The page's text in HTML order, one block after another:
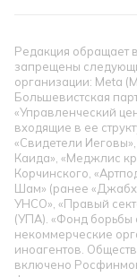
Редакция обращает
запрещены
организации: Meta
Большевистская
«Управленческий
входящие в ее
«Свидетели
Каида», «Меджлис
Корчинского,
Шам» (ранее
УНСО», «Правый
(УПА). «Фонд борьбы
некоммерческие
иноагентов.
включено